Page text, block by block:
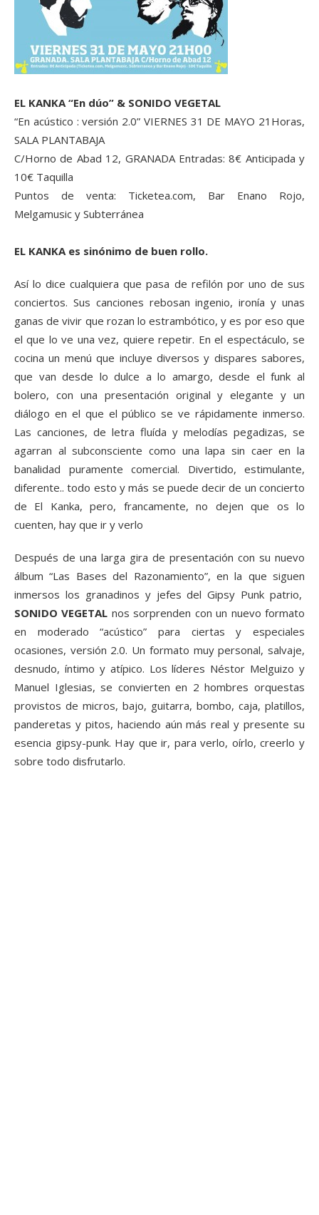
EL KANKA “En dúo” & SONIDO VEGETAL
“En acústico : versión 2.0” VIERNES 31 DE MAYO 21Horas,
SALA PLANTABAJA
C/Horno de Abad 12, GRANADA Entradas: 8€ Anticipada y
10€ Taquilla
Puntos de venta: Ticketea.com, Bar Enano Rojo,
Melgamusic y Subterránea
EL KANKA es sinónimo de buen rollo.
Así lo dice cualquiera que pasa de refilón por uno de sus
conciertos. Sus canciones rebosan ingenio, ironía y unas
ganas de vivir que rozan lo estrambótico, y es por eso que
el que lo ve una vez, quiere repetir. En el espectáculo, se
cocina un menú que incluye diversos y dispares sabores,
que van desde lo dulce a lo amargo, desde el funk al
bolero, con una presentación original y elegante y un
diálogo en el que el público se ve rápidamente inmerso.
Las canciones, de letra fluída y melodías pegadizas, se
agarran al subconsciente como una lapa sin caer en la
banalidad puramente comercial. Divertido, estimulante,
diferente.. todo esto y más se puede decir de un concierto
de El Kanka, pero, francamente, no dejen que os lo
cuenten, hay que ir y verlo
Después de una larga gira de presentación con su nuevo
álbum “Las Bases del Razonamiento”, en la que siguen
inmersos los granadinos y jefes del Gipsy Punk patrio,
SONIDO VEGETAL nos sorprenden con un nuevo formato
en moderado “acústico” para ciertas y especiales
ocasiones, versión 2.0. Un formato muy personal, salvaje,
desnudo, íntimo y atípico. Los líderes Néstor Melguizo y
Manuel Iglesias, se convierten en 2 hombres orquestas
provistos de micros, bajo, guitarra, bombo, caja, platillos,
panderetas y pitos, haciendo aún más real y presente su
esencia gipsy-punk. Hay que ir, para verlo, oírlo, creerlo y
sobre todo disfrutarlo.